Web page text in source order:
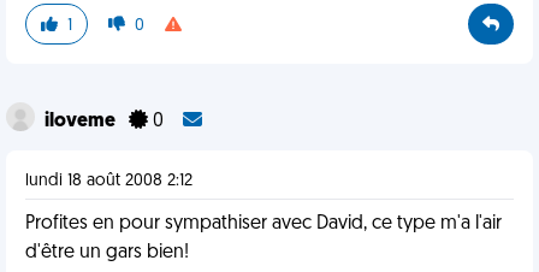
1 0
iloveme 0
lundi 18 août 2008 2:12
Profites en pour sympathiser avec David, ce type m'a l'air
d'être un gars bien!